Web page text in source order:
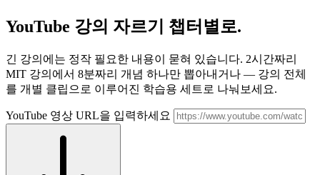
YouTube 강의 자르기 챕터별로.
긴 강의에는 정작 필요한 내용이 묻혀 있습니다. 2시간짜리
MIT 강의에서 8분짜리 개념 하나만 뽑아내거나 — 강의 전체
를 개별 클립으로 이루어진 학습용 세트로 나눠보세요.
YouTube 영상 URL을 입력하세요